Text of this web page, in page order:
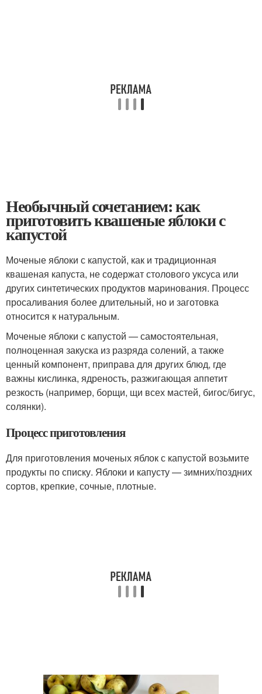
Необычный сочетанием: как
приготовить квашеные яблоки с
капустой
Моченые яблоки с капустой, как и традиционная
квашеная капуста, не содержат столового уксуса или
других синтетических продуктов маринования. Процесс
просаливания более длительный, но и заготовка
относится к натуральным.
Моченые яблоки с капустой — самостоятельная,
полноценная закуска из разряда солений, а также
ценный компонент, приправа для других блюд, где
важны кислинка, ядреность, разжигающая аппетит
резкость (например, борщи, щи всех мастей, бигос/бигус,
солянки).
Процесс приготовления
Для приготовления моченых яблок с капустой возьмите
продукты по списку. Яблоки и капусту — зимних/поздних
сортов, крепкие, сочные, плотные.